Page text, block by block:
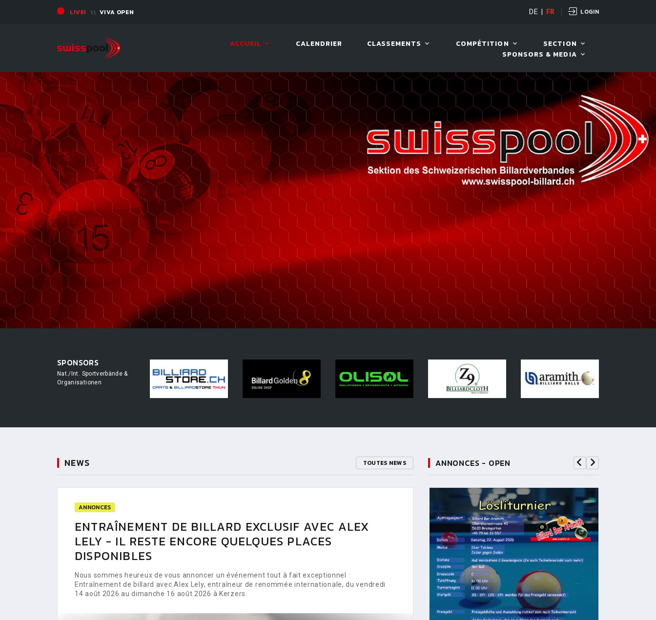
LIVE! VIVA OPEN LIVE! VIVA OPEN
DE FR LOGIN
ACCUEIL CALENDRIER CLASSEMENTS COMPÉTITION
SECTION
SPONSORS & MEDIA
SPONSORS
Nat./Int. Sportverbände &
Organisationen
NEWS TOUTES NEWS
ANNONCES
ENTRAÎNEMENT DE BILLARD EXCLUSIF AVEC ALEX
LELY - IL RESTE ENCORE QUELQUES PLACES
DISPONIBLES
Nous sommes heureux de vous annoncer un événement tout à fait exceptionnel :
Entraînement de billard avec Alex Lely, entraîneur de renommée internationale, du vendredi
14 août 2026 au dimanche 16 août 2026 à Kerzers.
ANNONCES - OPEN